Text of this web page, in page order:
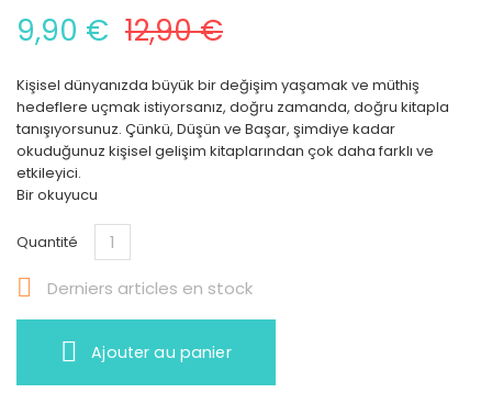
9,90 € 12,90 €
Kişisel dünyanızda büyük bir değişim yaşamak ve müthiş
hedeflere uçmak istiyorsanız, doğru zamanda, doğru kitapla
tanışıyorsunuz. Çünkü, Düşün ve Başar, şimdiye kadar
okuduğunuz kişisel gelişim kitaplarından çok daha farklı ve
etkileyici.
Bir okuyucu
Quantité
 Derniers articles en stock
Ajouter au panier